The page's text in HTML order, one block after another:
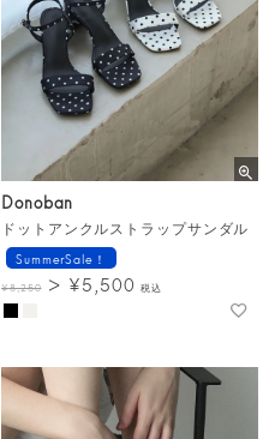
Donoban
ドットアンクルストラップサンダル
SummerSale！
¥8,250 ¥5,500 税込